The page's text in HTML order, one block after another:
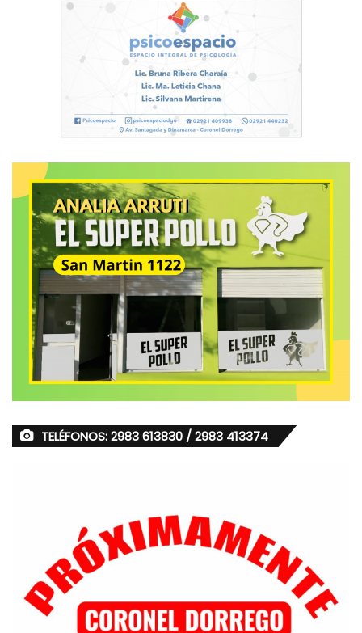
TELÉFONOS: 2983 613830 / 2983 413374